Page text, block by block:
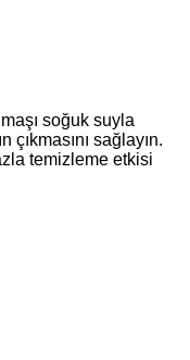
soğuk suyla
sağlayın.
temizleme etkisi